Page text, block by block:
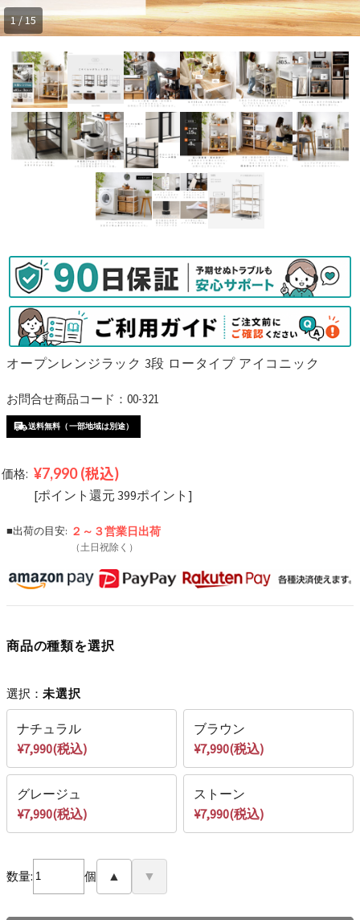
1 / 15
オープンレンジラック 3段 ロータイプ アイコニック
お問合せ商品コード：00-321
送料無料（一部地域は別途）
価格: ¥7,990 (税込)
[ポイント還元 399ポイント]
■出荷の目安: ２～３営業日出荷
（土日祝除く）
商品の種類を選択
選択： 未選択
ナチュラル
¥7,990(税込)
ブラウン
¥7,990(税込)
グレージュ
¥7,990(税込)
ストーン
¥7,990(税込)
数量: 個 ▲ ▼